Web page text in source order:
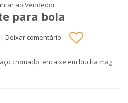
ao Vendedor
para bola
| Deixar comentário
cromado, encaixe em bucha mag